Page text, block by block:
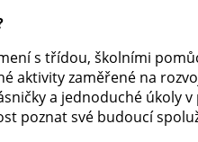
s třídou, školními
aktivity zaměřené na
a jednoduché úkoly
poznat své budoucí